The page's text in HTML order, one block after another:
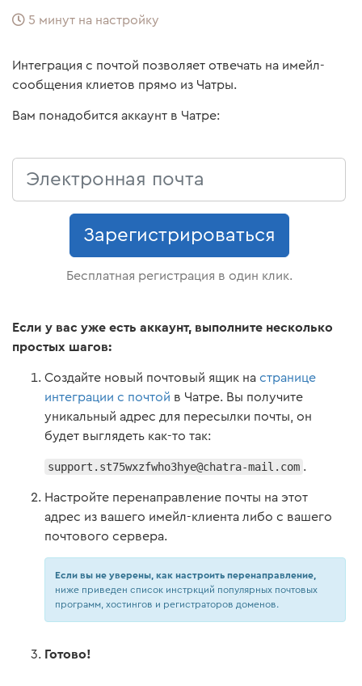
5 минут на настройку
Интеграция с почтой позволяет отвечать на имейл-
сообщения клиетов прямо из Чатры.
Вам понадобится аккаунт в Чатре:
Зарегистрироваться
Бесплатная регистрация в один клик.
Если у вас уже есть аккаунт, выполните несколько
простых шагов:
Создайте новый почтовый ящик на странице
интеграции с почтой в Чатре. Вы получите
уникальный адрес для пересылки почты, он
будет выглядеть как-то так:
support.st75wxzfwho3hye@chatra-mail.com .
Настройте перенаправление почты на этот
адрес из вашего имейл-клиента либо с вашего
почтового сервера.
Если вы не уверены, как настроить перенаправление,
ниже приведен список инстркций популярных почтовых
программ, хостингов и регистраторов доменов.
Готово!